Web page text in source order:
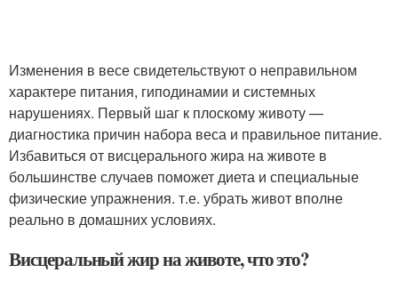
Изменения в весе свидетельствуют о неправильном
характере питания, гиподинамии и системных
нарушениях. Первый шаг к плоскому животу —
диагностика причин набора веса и правильное питание.
Избавиться от висцерального жира на животе в
большинстве случаев поможет диета и специальные
физические упражнения. т.е. убрать живот вполне
реально в домашних условиях.
Висцеральный жир на животе, что это?